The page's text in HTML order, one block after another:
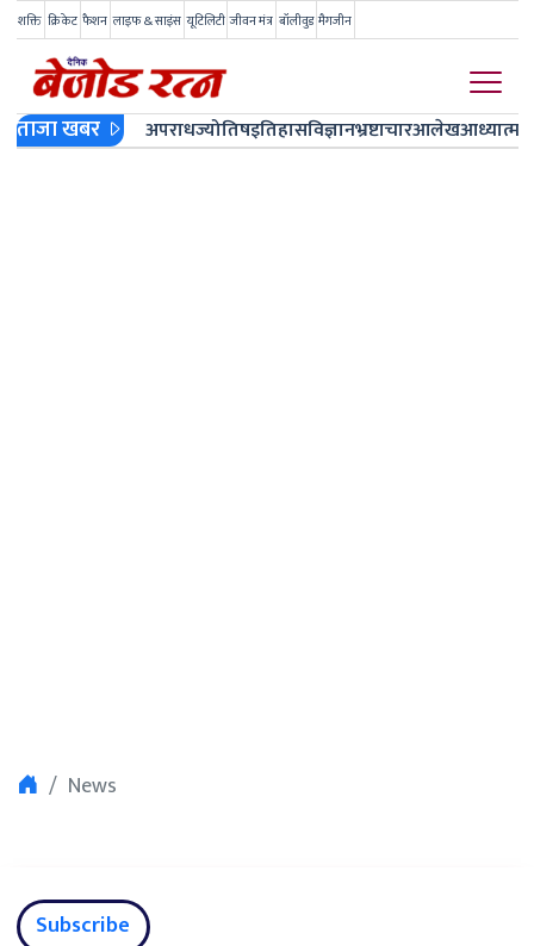
शक्ति क्रिकेट फैशन लाइफ & साइंस यूटिलिटी जीवन मंत्र बॉलीवुड मैगजीन
ताजा खबर अपराधज्योतिषइतिहासविज्ञानभ्रष्टाचारआलेखआध्यात्म
News
Subscribe